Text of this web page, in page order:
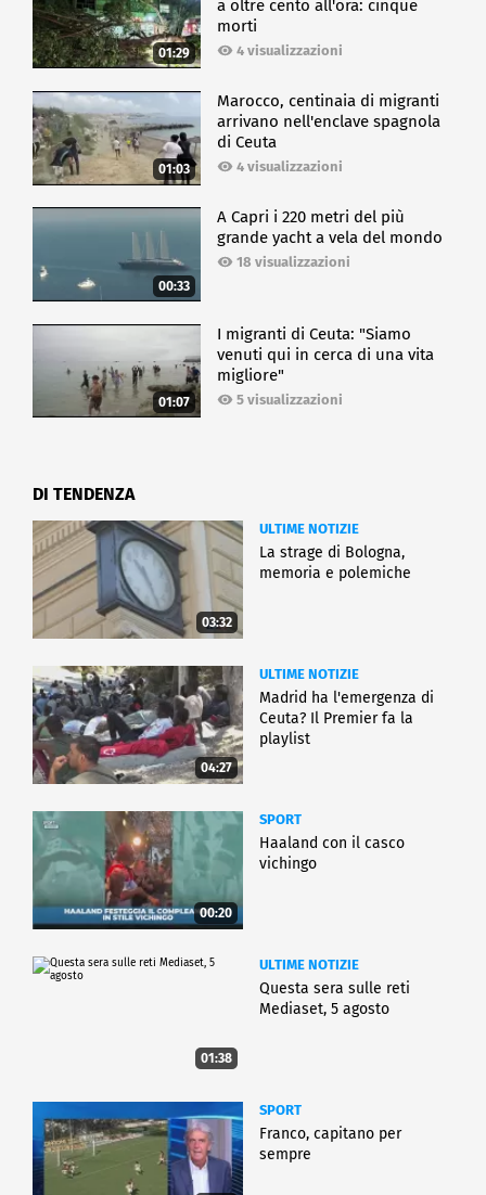
01:29
a oltre cento all'ora: cinque
morti
4 visualizzazioni
01:03
Marocco, centinaia di migranti
arrivano nell'enclave spagnola
di Ceuta
4 visualizzazioni
00:33
A Capri i 220 metri del più
grande yacht a vela del mondo
18 visualizzazioni
01:07
I migranti di Ceuta: "Siamo
venuti qui in cerca di una vita
migliore"
5 visualizzazioni
DI TENDENZA
03:32
ULTIME NOTIZIE
La strage di Bologna,
memoria e polemiche
04:27
ULTIME NOTIZIE
Madrid ha l'emergenza di
Ceuta? Il Premier fa la
playlist
00:20
SPORT
Haaland con il casco
vichingo
01:38
ULTIME NOTIZIE
Questa sera sulle reti
Mediaset, 5 agosto
SPORT
Franco, capitano per
sempre